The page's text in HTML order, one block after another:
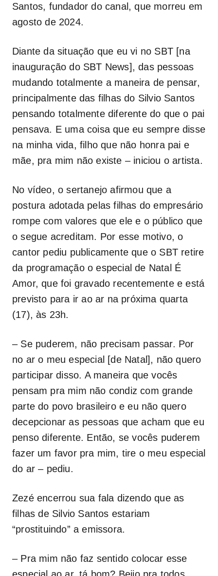
Santos, fundador do canal, que morreu em
agosto de 2024.
Diante da situação que eu vi no SBT [na
inauguração do SBT News], das pessoas
mudando totalmente a maneira de pensar,
principalmente das filhas do Silvio Santos
pensando totalmente diferente do que o pai
pensava. E uma coisa que eu sempre disse
na minha vida, filho que não honra pai e
mãe, pra mim não existe – iniciou o artista.
No vídeo, o sertanejo afirmou que a
postura adotada pelas filhas do empresário
rompe com valores que ele e o público que
o segue acreditam. Por esse motivo, o
cantor pediu publicamente que o SBT retire
da programação o especial de Natal É
Amor, que foi gravado recentemente e está
previsto para ir ao ar na próxima quarta
(17), às 23h.
– Se puderem, não precisam passar. Por
no ar o meu especial [de Natal], não quero
participar disso. A maneira que vocês
pensam pra mim não condiz com grande
parte do povo brasileiro e eu não quero
decepcionar as pessoas que acham que eu
penso diferente. Então, se vocês puderem
fazer um favor pra mim, tire o meu especial
do ar – pediu.
Zezé encerrou sua fala dizendo que as
filhas de Silvio Santos estariam
“prostituindo” a emissora.
– Pra mim não faz sentido colocar esse